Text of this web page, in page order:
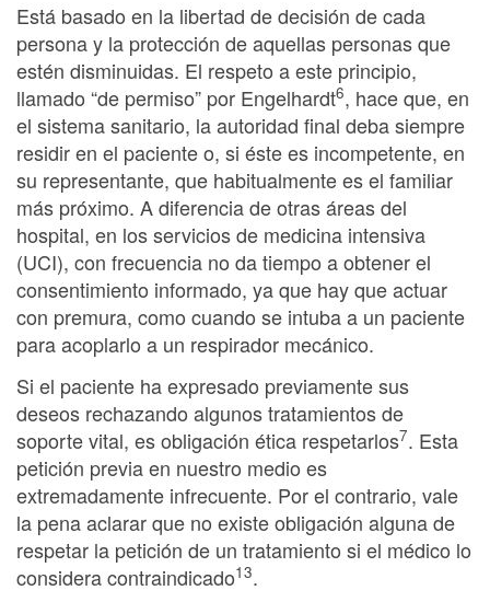
Está basado en la libertad de decisión de cada
persona y la protección de aquellas personas que
estén disminuidas. El respeto a este principio,
llamado “de permiso” por Engelhardt6, hace que, en
el sistema sanitario, la autoridad final deba siempre
residir en el paciente o, si éste es incompetente, en
su representante, que habitualmente es el familiar
más próximo. A diferencia de otras áreas del
hospital, en los servicios de medicina intensiva
(UCI), con frecuencia no da tiempo a obtener el
consentimiento informado, ya que hay que actuar
con premura, como cuando se intuba a un paciente
para acoplarlo a un respirador mecánico.
Si el paciente ha expresado previamente sus
deseos rechazando algunos tratamientos de
soporte vital, es obligación ética respetarlos7. Esta
petición previa en nuestro medio es
extremadamente infrecuente. Por el contrario, vale
la pena aclarar que no existe obligación alguna de
respetar la petición de un tratamiento si el médico lo
considera contraindicado13.